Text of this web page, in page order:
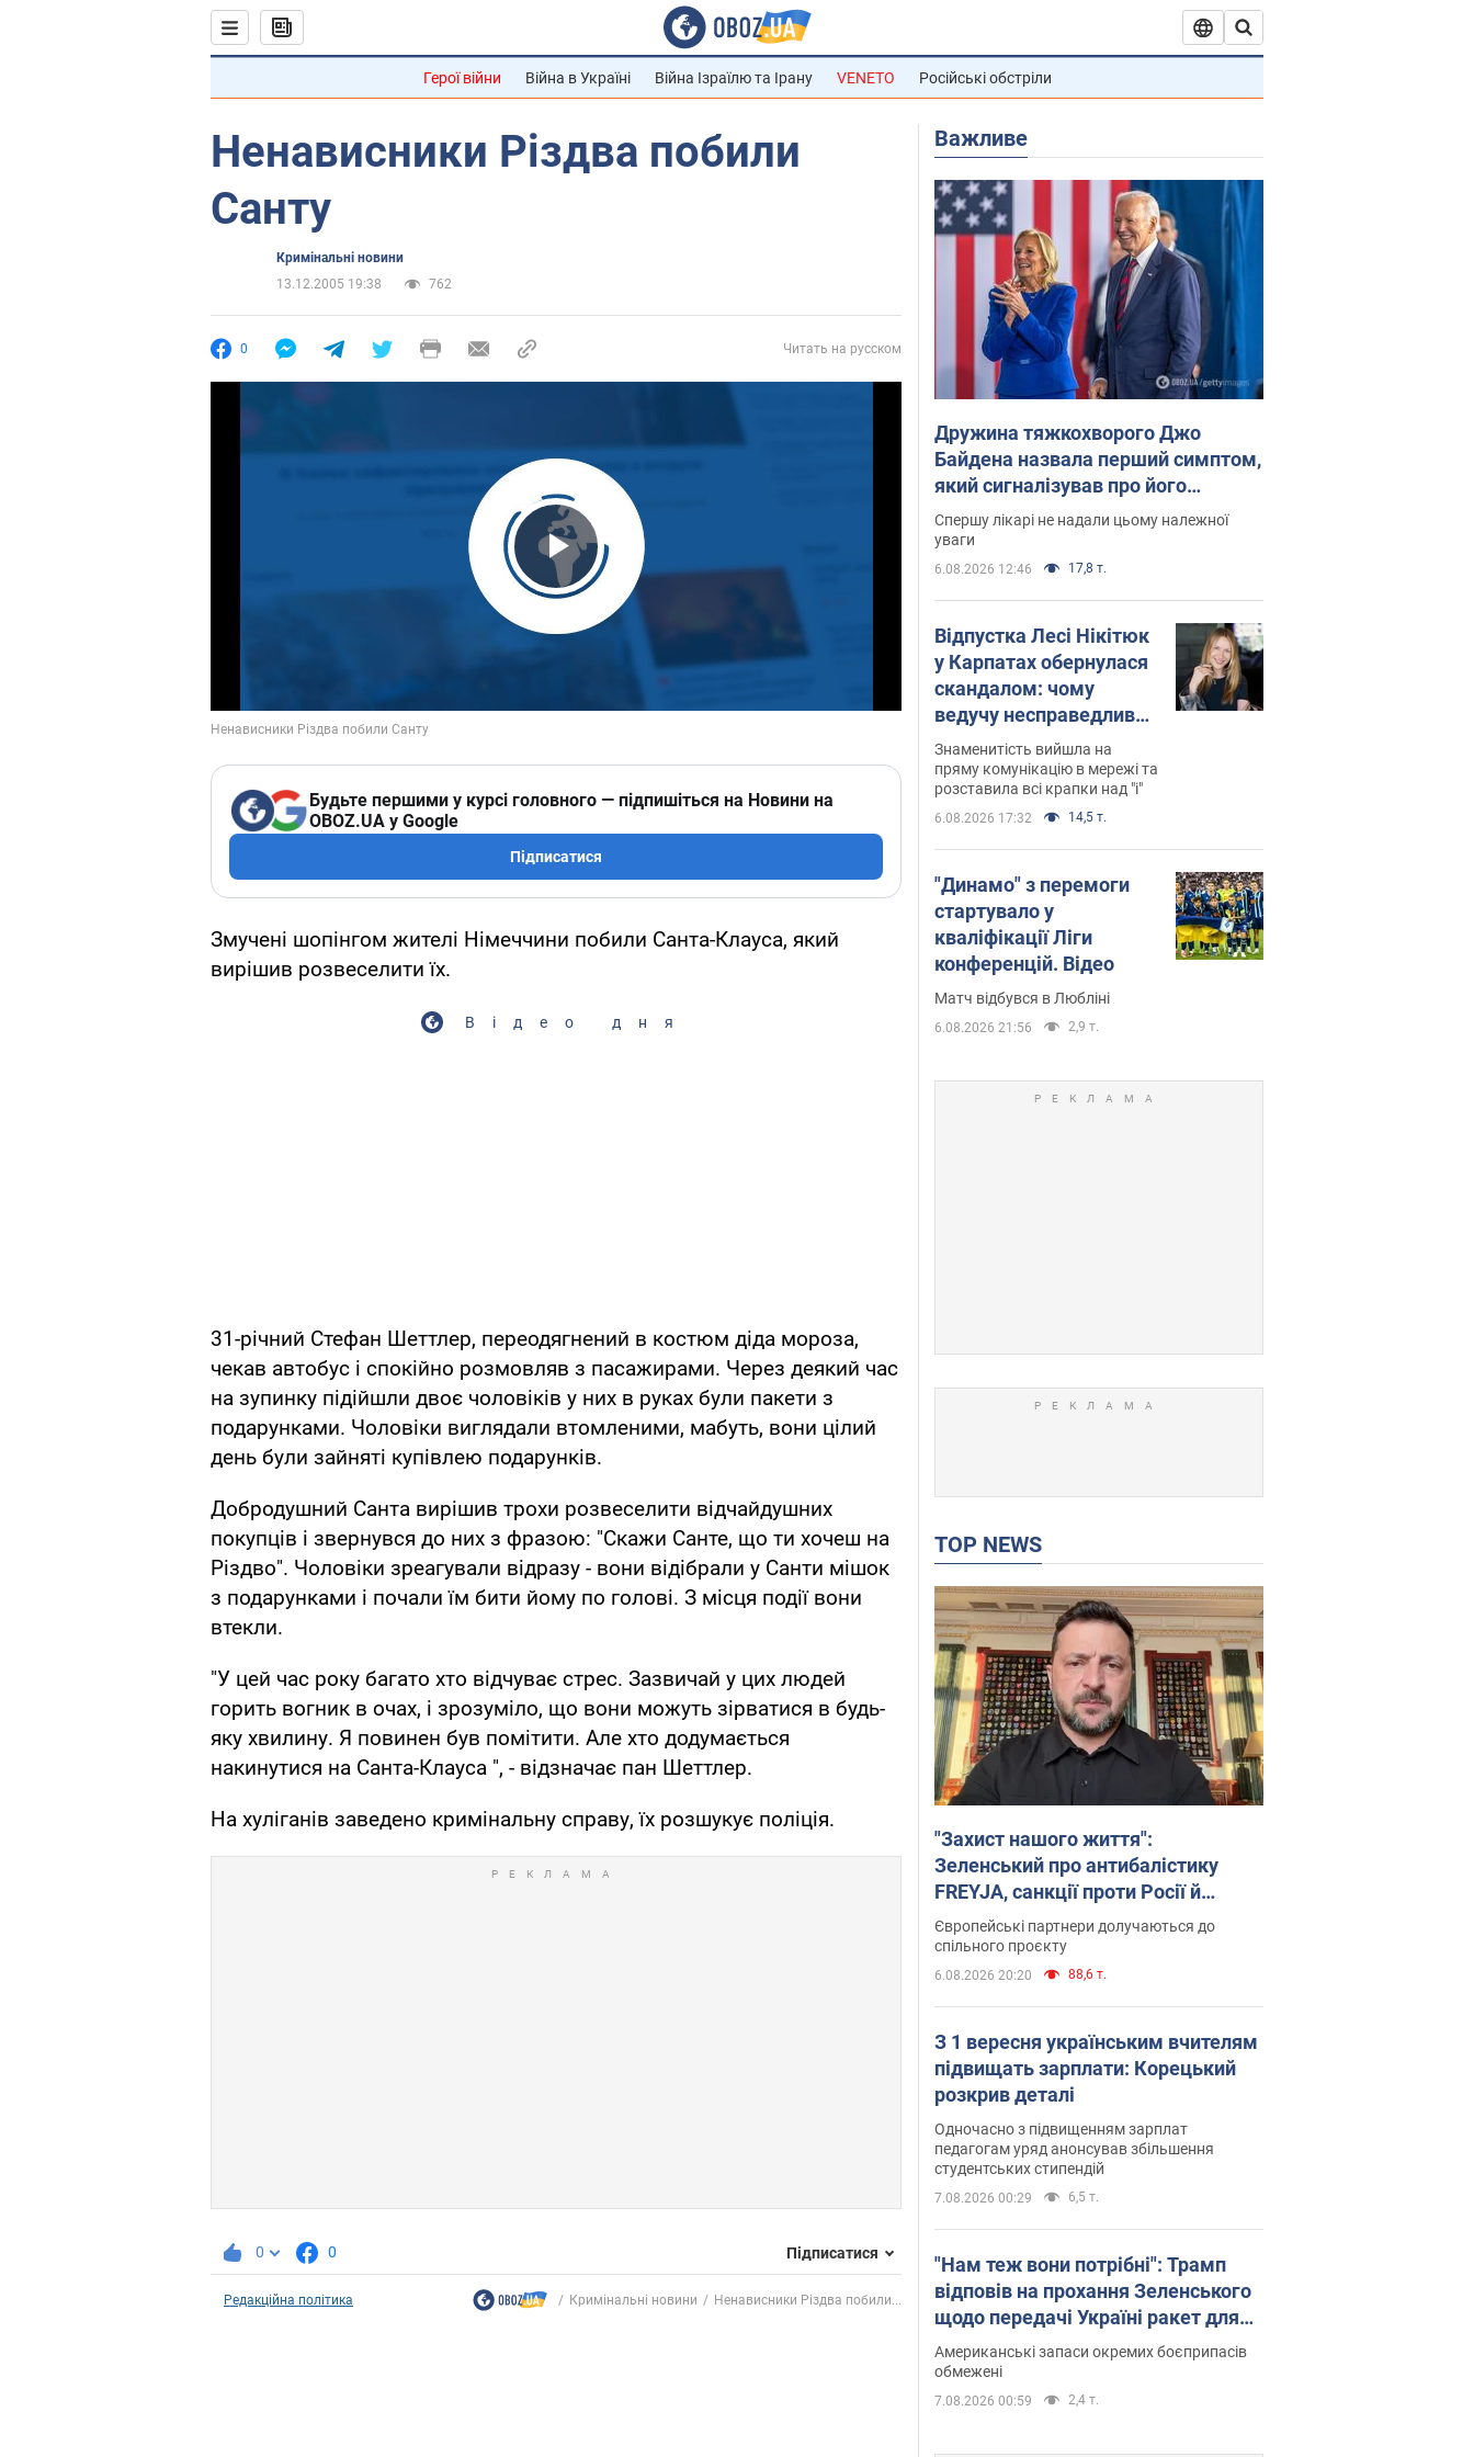
Герої війни Війна в Україні Війна Ізраїлю та Ірану VENETO Російські обстріли
Ненависники Різдва побили
Санту
Кримінальні новини
13.12.2005 19:38
762
0 Читать на русском
Play Video
Будьте першими у курсі головного — підпишіться на Новини на
OBOZ.UA у Google
Підписатися
Змучені шопінгом жителі Німеччини побили Санта-Клауса, який
вирішив розвеселити їх.
Відео дня
31-річний Стефан Шеттлер, переодягнений в костюм діда мороза,
чекав автобус і спокійно розмовляв з пасажирами. Через деякий час
на зупинку підійшли двоє чоловіків у них в руках були пакети з
подарунками. Чоловіки виглядали втомленими, мабуть, вони цілий
день були зайняті купівлею подарунків.
Добродушний Санта вирішив трохи розвеселити відчайдушних
покупців і звернувся до них з фразою: "Скажи Санте, що ти хочеш на
Різдво". Чоловіки зреагували відразу - вони відібрали у Санти мішок
з подарунками і почали їм бити йому по голові. З місця події вони
втекли.
"У цей час року багато хто відчуває стрес. Зазвичай у цих людей
горить вогник в очах, і зрозуміло, що вони можуть зірватися в будь-
яку хвилину. Я повинен був помітити. Але хто додумається
накинутися на Санта-Клауса ", - відзначає пан Шеттлер.
На хуліганів заведено кримінальну справу, їх розшукує поліція.
0 0 Підписатися
Редакційна політика Кримінальні новини Ненависники Різдва побили...
Важливе
Дружина тяжкохворого Джо
Байдена назвала перший симптом,
який сигналізував про його
"агресивний" рак
Спершу лікарі не надали цьому належної
уваги
6.08.2026 12:46 17,8 т.
Відпустка Лесі Нікітюк
у Карпатах обернулася
скандалом: чому
ведучу несправедливо
захейтили
Знаменитість вийшла на
пряму комунікацію в мережі та
розставила всі крапки над "і"
6.08.2026 17:32 14,5 т.
"Динамо" з перемоги
стартувало у
кваліфікації Ліги
конференцій. Відео
Матч відбувся в Любліні
6.08.2026 21:56 2,9 т.
TOP NEWS
"Захист нашого життя":
Зеленський про антибалістику
FREYJA, санкції проти Росії й
підтримку аграріїв. Відео
Європейські партнери долучаються до
спільного проєкту
6.08.2026 20:20 88,6 т.
З 1 вересня українським вчителям
підвищать зарплати: Корецький
розкрив деталі
Одночасно з підвищенням зарплат
педагогам уряд анонсував збільшення
студентських стипендій
7.08.2026 00:29 6,5 т.
"Нам теж вони потрібні": Трамп
відповів на прохання Зеленського
щодо передачі Україні ракет для
Patriot
Американські запаси окремих боєприпасів
обмежені
7.08.2026 00:59 2,4 т.